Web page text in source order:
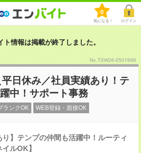
0
気になる！ ログイン
ト情報は掲載が終了しました。
No.TSW26-0507898
日休み／社員実績あり！テ
中！サポート事務
ランクOK WEB登録・面接OK
り】テンプの仲間も活躍中！ルーティ
ルOK】